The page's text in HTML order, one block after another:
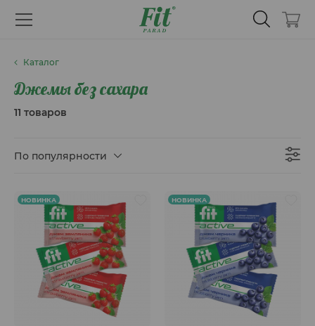
Каталог
Джемы без сахара
11 товаров
По популярности
НОВИНКА НОВИНКА